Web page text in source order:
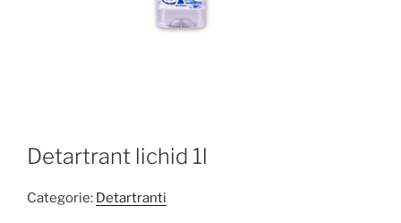
Detartrant lichid 1l
Categorie: Detartranti